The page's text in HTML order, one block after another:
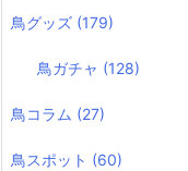
鳥グッズ (179)
鳥ガチャ (128)
鳥コラム (27)
鳥スポット (60)